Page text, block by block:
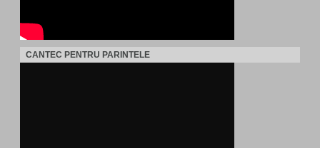
CANTEC PENTRU PARINTELE